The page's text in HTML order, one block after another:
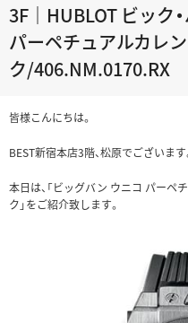
3F｜HUBLOT ビック
パーペチュアルカレ
ク/406.NM.0170.RX
皆様こんにちは。
BEST新宿本店3階、松原でございます
本日は、「ビッグバン ウニコ パーペ
ク」をご紹介致します。